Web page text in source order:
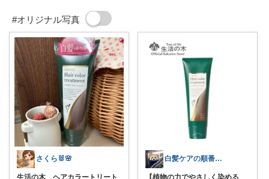
#オリジナル写真
さくら🐰🌸
生活の木 ヘアカラートリート
白髪ケアの順番｜美容
【植物の力でやさしく染める